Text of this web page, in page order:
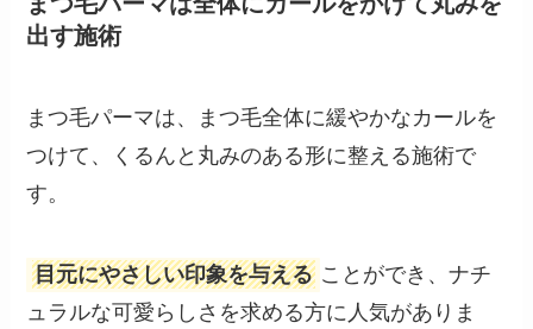
出す施術
まつ毛パーマは、まつ毛全体に緩やかなカールを
つけて、くるんと丸みのある形に整える施術で
す。
目元にやさしい印象を与える ことができ、ナチ
ュラルな可愛らしさを求める方に人気がありま